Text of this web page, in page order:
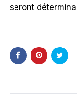
seront